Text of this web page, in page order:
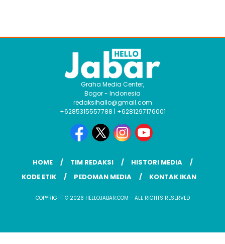
Graha Media Center,
Bogor - Indonesia
redaksihallo@gmail.com
+6285315557788 | +6281297176001
HOME TIM REDAKSI
HISTORI MEDIA
KODE ETIK
PEDOMAN MEDIA KONTAK IKAN
COPYRIGHT © 2026 HELLOJABAR.COM - ALL RIGHTS RESERVED